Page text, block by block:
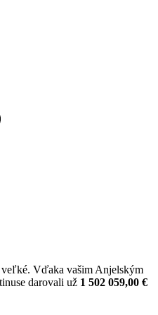
Vďaka vašim Anjelským
darovali už 1 502 059,00 €